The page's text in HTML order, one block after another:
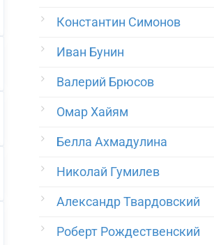
Константин Симонов
Иван Бунин
Валерий Брюсов
Омар Хайям
Белла Ахмадулина
Николай Гумилев
Александр Твардовский
Роберт Рождественский